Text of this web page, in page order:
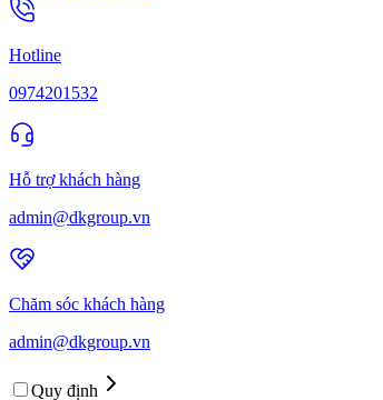
Hotline
0974201532
Hỗ trợ khách hàng
admin@dkgroup.vn
Chăm sóc khách hàng
admin@dkgroup.vn
Quy định